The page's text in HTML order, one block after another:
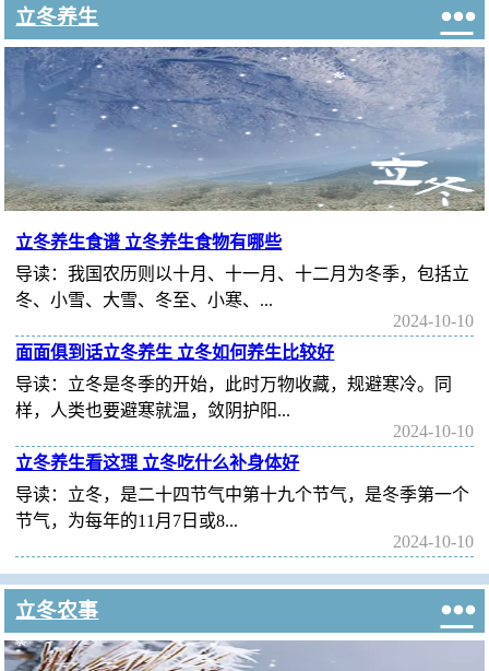
立冬养生 
立冬养生食谱 立冬养生食物有哪些
导读：我国农历则以十月、十一月、十二月为冬季，包括立
冬、小雪、大雪、冬至、小寒、...
2024-10-10
面面俱到话立冬养生 立冬如何养生比较好
导读：立冬是冬季的开始，此时万物收藏，规避寒冷。同
样，人类也要避寒就温，敛阴护阳...
2024-10-10
立冬养生看这理 立冬吃什么补身体好
导读：立冬，是二十四节气中第十九个节气，是冬季第一个
节气，为每年的11月7日或8...
2024-10-10
立冬农事 